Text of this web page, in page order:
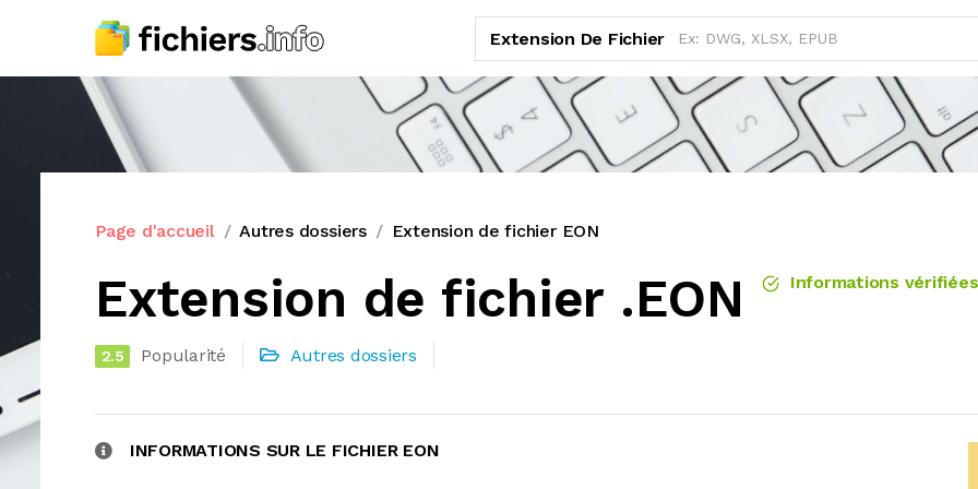
Extension De Fichier
Page d'accueil Autres dossiers Extension de fichier EON
Extension de fichier .EON Informations vérifiées
2.5 Popularité Autres dossiers
INFORMATIONS SUR LE FICHIER EON